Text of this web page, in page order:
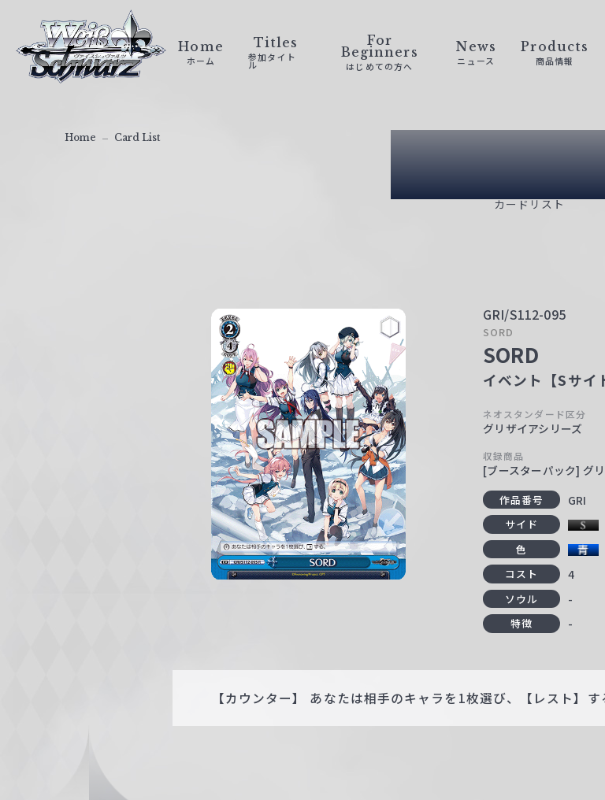
ァ
Home
ホーム
Titles
参加タイト
ル
For
Beginners
はじめての方へ
News
ニュース
Products
商品情報
Card
カードリスト
Home Card List
GRI/S112-095
SORD
SORD
イベント【Sサイ
ネオスタンダード区分
グリザイアシリーズ
収録商品
[ブースターパック] グ
作品番号 GRI
サイド
色
コスト 4
ソウル -
特徴 -
【カウンター】 あなたは相手のキャラを1枚選び、【レスト】す